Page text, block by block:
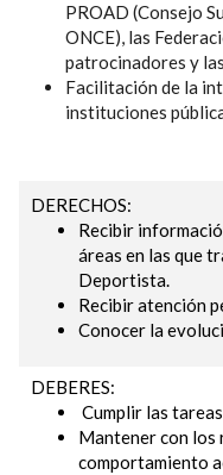
PROAD (Consejo
ONCE), las
patrocinadores y
Facilitación de la
instituciones
DERECHOS
Recibir
áreas en las que
Deportista.
Recibir atención
Conocer la
DEBERES
Cumplir las
Mantener con los
comportamiento